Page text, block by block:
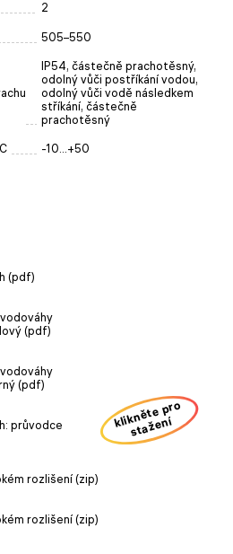
2
505–550
IP54, částečně prachotěsný,
odolný vůči postříkání vodou,
odolný vůči vodě následkem
stříkání, částečně
prachotěsný
-10...+50
(pdf)
(pdf)
(pdf)
průvodce
rozlišení (zip)
rozlišení (zip)
klikněte pro
stažení